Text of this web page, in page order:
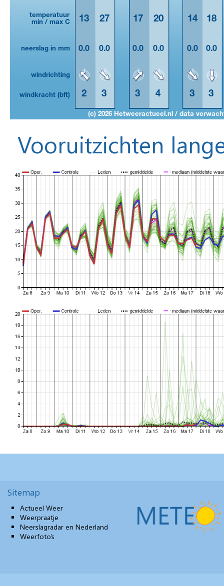
Vooruitzichten
Sitemap
Actueel Weer
Weerpraatje
Neerslagradar en Nederland
Weerfoto’s